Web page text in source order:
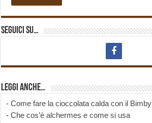
Seguici su…
Leggi anche…
-Come fare la cioccolata calda con il Bimby
-Che cos’è alchermes e come si usa